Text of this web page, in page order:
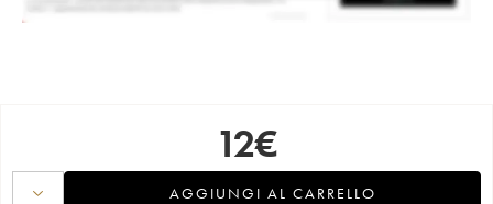
12€
AGGIUNGI AL CARRELLO